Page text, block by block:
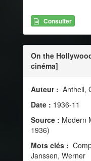
Consulter
On the
cinéma]
Auteur : Antheil,
Date : 1936-11
Source : Modern
1936)
Mots clés :
Janssen, Werner